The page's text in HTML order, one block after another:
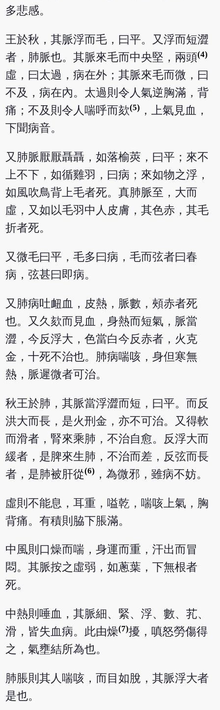
多悲感。
王於秋，其脈浮而毛，曰平。又浮而短澀
者，肺脈也。其脈來毛而中央堅，兩頭(4)
虛，曰太過，病在外；其脈來毛而微，曰
不及，病在內。太過則令人氣逆胸滿，背
痛；不及則令人喘呼而欬(5) ，上氣見血，
下聞病音。
又肺脈厭厭聶聶，如落榆莢，曰平；來不
上不下，如循雞羽，曰病；來如物之浮，
如風吹鳥背上毛者死。真肺脈至，大而
虛，又如以毛羽中人皮膚，其色赤，其毛
折者死。
又微毛曰平，毛多曰病，毛而弦者曰春
病，弦甚曰即病。
又肺病吐衄血，皮熱，脈數，頰赤者死
也。又久欬而見血，身熱而短氣，脈當
澀，今反浮大，色當白今反赤者，火克
金，十死不治也。肺病喘咳，身但寒無
熱，脈遲微者可治。
秋王於肺，其脈當浮澀而短，曰平。而反
洪大而長，是火刑金，亦不可治。又得軟
而滑者，腎來乘肺，不治自愈。反浮大而
緩者，是脾來生肺，不治而差，反弦而長
者，是肺被肝從(6) ，為微邪，雖病不妨。
虛則不能息，耳重，嗌乾，喘咳上氣，胸
背痛。有積則脇下脹滿。
中風則口燥而喘，身運而重，汗出而冒
悶。其脈按之虛弱，如蔥葉，下無根者
死。
中熱則唾血，其脈細、緊、浮、數、芤、
滑，皆失血病。此由燥(7)擾，嗔怒勞傷得
之，氣壅結所為也。
肺脹則其人喘咳，而目如脫，其脈浮大者
是也。